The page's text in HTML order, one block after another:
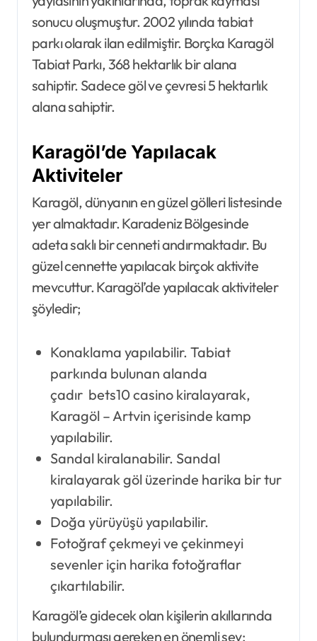
sonucu oluşmuştur. 2002 yılında tabiat
parkı olarak ilan edilmiştir. Borçka Karagöl
Tabiat Parkı, 368 hektarlık bir alana
sahiptir. Sadece göl ve çevresi 5 hektarlık
alana sahiptir.
Karagöl’de Yapılacak
Aktiviteler
Karagöl, dünyanın en güzel gölleri listesinde
yer almaktadır. Karadeniz Bölgesinde
adeta saklı bir cenneti andırmaktadır. Bu
güzel cennette yapılacak birçok aktivite
mevcuttur. Karagöl’de yapılacak aktiviteler
şöyledir;
Konaklama yapılabilir. Tabiat
parkında bulunan alanda
çadır bets10 casino kiralayarak,
Karagöl – Artvin içerisinde kamp
yapılabilir.
Sandal kiralanabilir. Sandal
kiralayarak göl üzerinde harika bir tur
yapılabilir.
Doğa yürüyüşü yapılabilir.
Fotoğraf çekmeyi ve çekinmeyi
sevenler için harika fotoğraflar
çıkartılabilir.
Karagöl’e gidecek olan kişilerin akıllarında
bulundurması gereken en önemli şey;